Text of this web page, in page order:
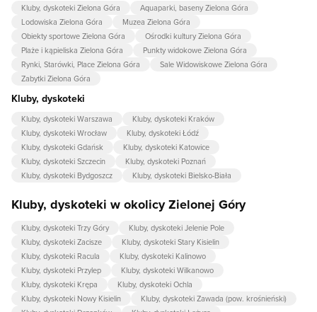
Kluby, dyskoteki Zielona Góra
Aquaparki, baseny Zielona Góra
Lodowiska Zielona Góra
Muzea Zielona Góra
Obiekty sportowe Zielona Góra
Ośrodki kultury Zielona Góra
Plaże i kąpieliska Zielona Góra
Punkty widokowe Zielona Góra
Rynki, Starówki, Place Zielona Góra
Sale Widowiskowe Zielona Góra
Zabytki Zielona Góra
Kluby, dyskoteki
Kluby, dyskoteki Warszawa
Kluby, dyskoteki Kraków
Kluby, dyskoteki Wrocław
Kluby, dyskoteki Łódź
Kluby, dyskoteki Gdańsk
Kluby, dyskoteki Katowice
Kluby, dyskoteki Szczecin
Kluby, dyskoteki Poznań
Kluby, dyskoteki Bydgoszcz
Kluby, dyskoteki Bielsko-Biała
Kluby, dyskoteki w okolicy Zielonej Góry
Kluby, dyskoteki Trzy Góry
Kluby, dyskoteki Jelenie Pole
Kluby, dyskoteki Zacisze
Kluby, dyskoteki Stary Kisielin
Kluby, dyskoteki Racula
Kluby, dyskoteki Kalinowo
Kluby, dyskoteki Przylep
Kluby, dyskoteki Wilkanowo
Kluby, dyskoteki Krępa
Kluby, dyskoteki Ochla
Kluby, dyskoteki Nowy Kisielin
Kluby, dyskoteki Zawada (pow. krośnieński)